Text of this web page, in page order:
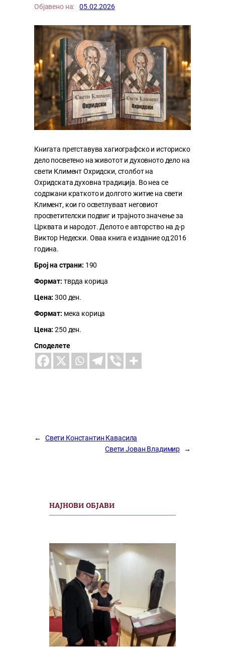
Објавено на: 05.02.2026
Книгата претставува хагиографско и историско
дело посветено на животот и духовното дело на
свети Климент Охридски, столбот на
Охридската духовна традиција. Во неа се
содржани краткото и долгото житие на свети
Климент, кои го осветлуваат неговиот
просветителски подвиг и трајното значење за
Црквата и народот. Делото е авторство на д-р
Виктор Недески. Оваа книга е издание од 2016
година.
Број на страни: 190
Формат: тврда корица
Цена: 300 ден.
Формат: мека корица
Цена: 250 ден.
Споделете
←
Свети Константин Кавасила
Свети Јован Владимир
→
НАЈНОВИ ОБЈАВИ